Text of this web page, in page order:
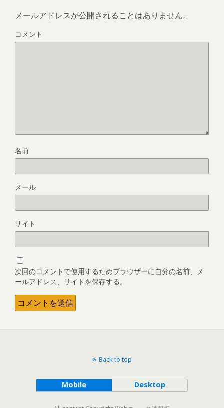
メールアドレスが公開されることはありません。
コメント
名前
メール
サイト
次回のコメントで使用するためブラウザーに自分の名前、メ
ールアドレス、サイトを保存する。
Back to top
Mobile Desktop